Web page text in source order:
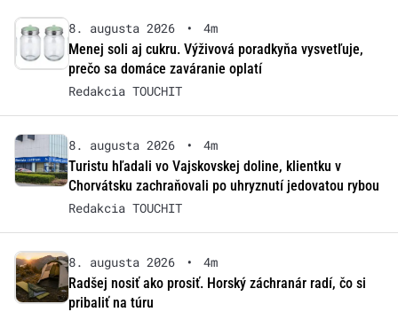
8. augusta 2026 •
4m
Menej soli aj cukru. Výživová poradkyňa vysvetľuje,
prečo sa domáce zaváranie oplatí
Redakcia TOUCHIT
8. augusta 2026 •
4m
Turistu hľadali vo Vajskovskej doline, klientku v
Chorvátsku zachraňovali po uhryznutí jedovatou rybou
Redakcia TOUCHIT
8. augusta 2026 •
4m
Radšej nosiť ako prosiť. Horský záchranár radí, čo si
pribaliť na túru